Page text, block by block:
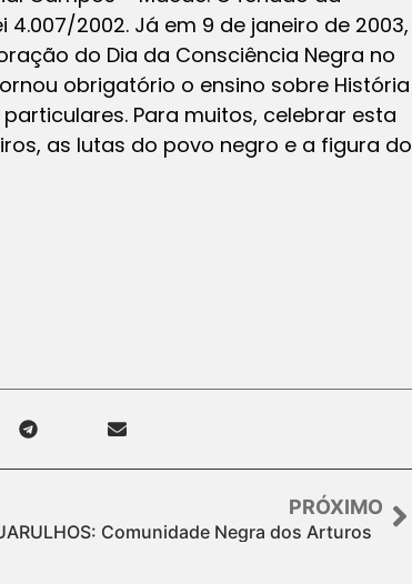
2002. Já em 9 de janeiro de 2003,
do Dia da Consciência Negra no
obrigatório o ensino sobre História
Para muitos, celebrar esta
as lutas do povo negro e a figura do
PRÓXIMO
Comunidade Negra dos Arturos